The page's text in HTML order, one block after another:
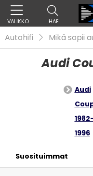
VALIKKO HAE
Autohifi Mikä sopii
Audi
Audi
1982-
1996